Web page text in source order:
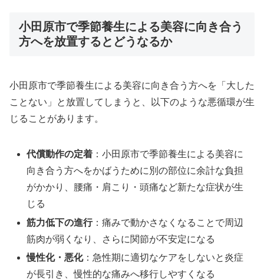
小田原市で季節養生による美容に向き合う
方へを放置するとどうなるか
小田原市で季節養生による美容に向き合う方へを「大した
ことない」と放置してしまうと、以下のような悪循環が生
じることがあります。
代償動作の定着 ：小田原市で季節養生による美容に
向き合う方へをかばうために別の部位に余計な負担
がかかり、腰痛・肩こり・頭痛など新たな症状が生
じる
筋力低下の進行：痛みで動かさなくなることで周辺
筋肉が弱くなり、さらに関節が不安定になる
慢性化・悪化：急性期に適切なケアをしないと炎症
が長引き、慢性的な痛みへ移行しやすくなる